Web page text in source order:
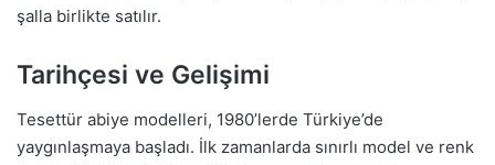
şalla birlikte satılır.
Tarihçesi ve Gelişimi
Tesettür abiye modelleri, 1980’lerde Türkiye’de
yaygınlaşmaya başladı. İlk zamanlarda sınırlı model ve renk